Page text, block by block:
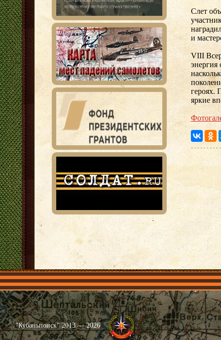
Слет
и
VIII
энергия
героях.
яркие
Главная Имена Общественные объединения Проекты
"Кубаньпоиск" 2013 — 2026